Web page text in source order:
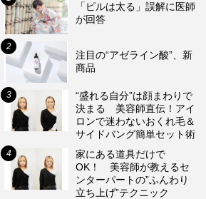
「ピルは太る」誤解に医師
が回答
注目の“アゼライン酸”、新
商品
“盛れる自分”は顔まわりで
決まる 美容師直伝！アイ
ロンで迷わないおくれ毛＆
サイドバング簡単セット術
家にある道具だけで
OK！ 美容師が教えるセ
ンターパートの”ふんわり
立ち上げ”テクニック